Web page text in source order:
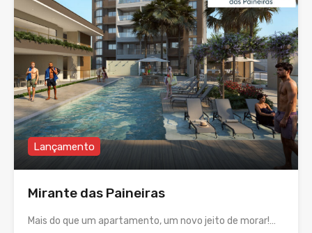
Lançamento
Mirante das Paineiras
Mais do que um apartamento, um novo jeito de morar!…